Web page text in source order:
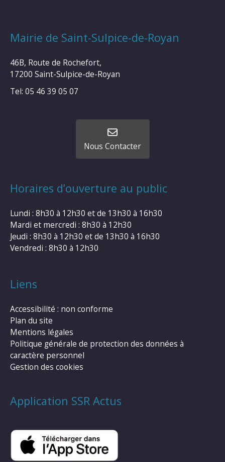
Mairie de Saint-Sulpice-de-Royan
46B, Route de Rochefort,
17200 Saint-Sulpice-de-Royan
Tel: 05 46 39 05 07
Nous Contacter
Horaires d’ouverture au public
Lundi : 8h30 à 12h30 et de 13h30 à 16h30
Mardi et mercredi : 8h30 à 12h30
Jeudi : 8h30 à 12h30 et de 13h30 à 16h30
Vendredi : 8h30 à 12h30
Liens
Accessibilité : non conforme
Plan du site
Mentions légales
Politique générale de protection des données à
caractère personnel
Gestion des cookies
Application SSR Actus